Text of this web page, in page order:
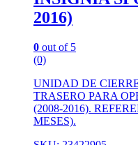
2016)
0 out of 5
(0)
UNIDAD DE
TRASERO PARA
(2008-2016).
MESES).